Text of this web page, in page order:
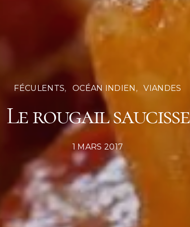
FÉCULENTS OCÉAN INDIEN VIANDES
Le rougail saucisse
POSTED
ON
1 MARS 2017